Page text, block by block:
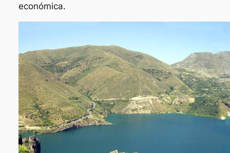
económica.